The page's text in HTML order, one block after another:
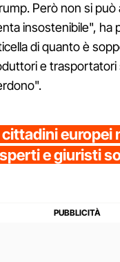
Però non si
insostenibile", ha
di quanto è
e
europei
e giuristi